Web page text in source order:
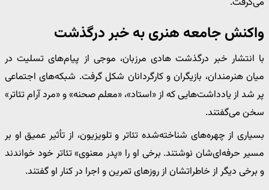
واکنش جامعه هنری به خبر درگذشت
با انتشار خبر درگذشت هادی مرزبان، موجی از پیام‌های تسلیت در
میان هنرمندان، بازیگران و کارگردانان شکل گرفت. شبکه‌های اجتماعی
پر شد از یادداشت‌هایی که از «استاد»، «معلم صحنه» و «مرد آرام تئاتر»
سخن می‌گفتند.
بسیاری از چهره‌های شناخته‌شده تئاتر و تلویزیون، از تأثیر عمیق او بر
مسیر حرفه‌ای‌شان نوشتند. برخی او را «پدر معنوی» تئاتر خود خواندند
و برخی دیگر از خاطراتشان از روزهای تمرین و اجرا در کنار او گفتند.